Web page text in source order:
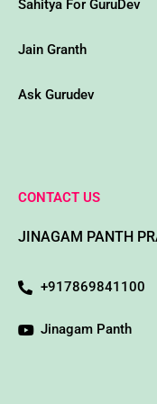
Sahitya For GuruDev
Jain Granth
Ask Gurudev
CONTACT US
JINAGAM PANTH
+917869841100
Jinagam Panth